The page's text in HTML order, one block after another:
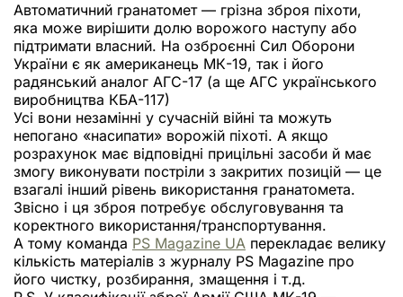
Автоматичний гранатомет — грізна зброя піхоти,
яка може вирішити долю ворожого наступу або
підтримати власний. На озброєнні Сил Оборони
України є як американець МК-19, так і його
радянський аналог АГС-17 (а ще АГС українського
виробництва КБА-117)
Усі вони незамінні у сучасній війні та можуть
непогано «насипати» ворожій піхоті. А якщо
розрахунок має відповідні прицільні засоби й має
змогу виконувати постріли з закритих позицій — це
взагалі інший рівень використання гранатомета.
Звісно і ця зброя потребує обслуговування та
коректного використання/транспортування.
А тому команда PS Magazine UA перекладає велику
кількість матеріалів з журналу PS Magazine про
його чистку, розбирання, змащення і т.д.